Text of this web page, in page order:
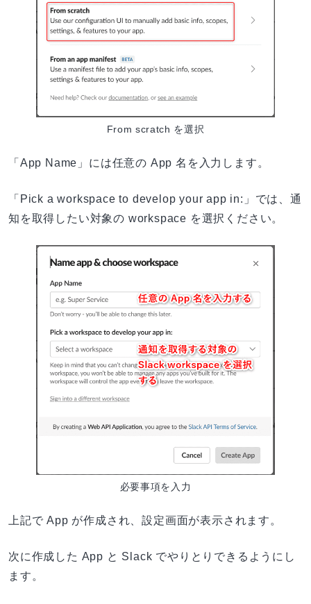
From scratch を選択
「App Name」には任意の App 名を入力します。
「Pick a workspace to develop your app in:」では、通
知を取得したい対象の workspace を選択ください。
必要事項を入力
上記で App が作成され、設定画面が表示されます。
次に作成した App と Slack でやりとりできるようにし
ます。